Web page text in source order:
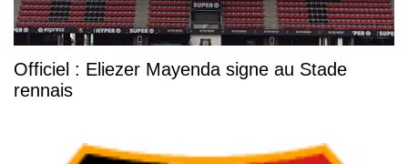
Officiel : Eliezer Mayenda signe au Stade
rennais